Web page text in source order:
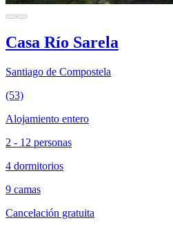
Casa Río Sarela
Santiago de Compostela
(53)
Alojamiento entero
2 - 12 personas
4 dormitorios
9 camas
Cancelación gratuita